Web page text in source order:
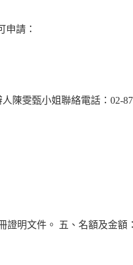
請：
陳雯甄小姐聯絡電話：02-
證明文件。
五、名額及金額